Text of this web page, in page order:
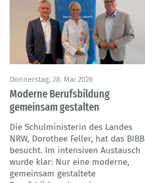
Donnerstag, 28. Mai 2026
Moderne Berufsbildung
gemeinsam gestalten
Die Schulministerin des Landes
NRW, Dorothee Feller, hat das BIBB
besucht. Im intensiven Austausch
wurde klar: Nur eine moderne,
gemeinsam gestaltete